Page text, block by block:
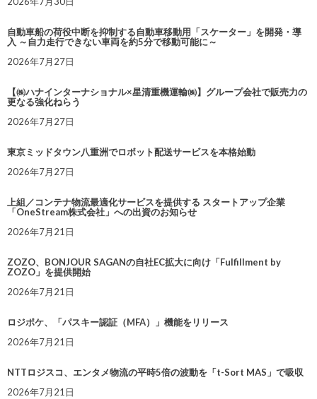
自動車船の荷役中断を抑制する自動車移動用「スケーター」を開発・導
入 ～自力走行できない車両を約5分で移動可能に～
2026年7月27日
【㈱ハナインターナショナル×星清重機運輸㈱】グループ会社で販売力の
更なる強化ねらう
2026年7月27日
東京ミッドタウン八重洲でロボット配送サービスを本格始動
2026年7月27日
上組／コンテナ物流最適化サービスを提供する スタートアップ企業
「OneStream株式会社」への出資のお知らせ
2026年7月21日
ZOZO、BONJOUR SAGANの自社EC拡大に向け「Fulfillment by
ZOZO」を提供開始
2026年7月21日
ロジポケ、「パスキー認証（MFA）」機能をリリース
2026年7月21日
NTTロジスコ、エンタメ物流の平時5倍の波動を「t-Sort MAS」で吸収
2026年7月21日